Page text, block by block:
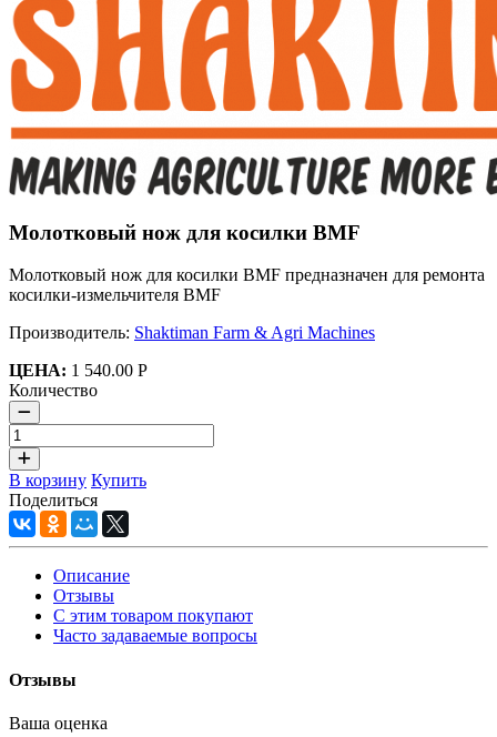
Молотковый нож для косилки BMF
Молотковый нож для косилки BMF предназначен для ремонта
косилки-измельчителя BMF
Производитель: Shaktiman Farm & Agri Machines
ЦЕНА: 1 540.00 Р
Количество
В корзину Купить
Поделиться
Описание
Отзывы
С этим товаром покупают
Часто задаваемые вопросы
Отзывы
Ваша оценка